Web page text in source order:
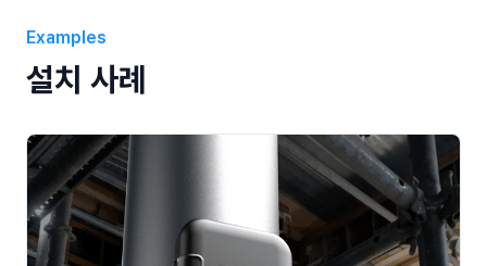
Examples
설치 사례